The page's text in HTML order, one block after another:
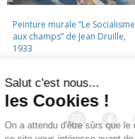
Peinture murale “Le Socialisme
aux champs” de Jean Druille,
1933